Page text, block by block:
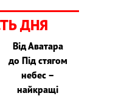
ДНЯ
Від Аватара
до Під стягом
небес –
найкращі